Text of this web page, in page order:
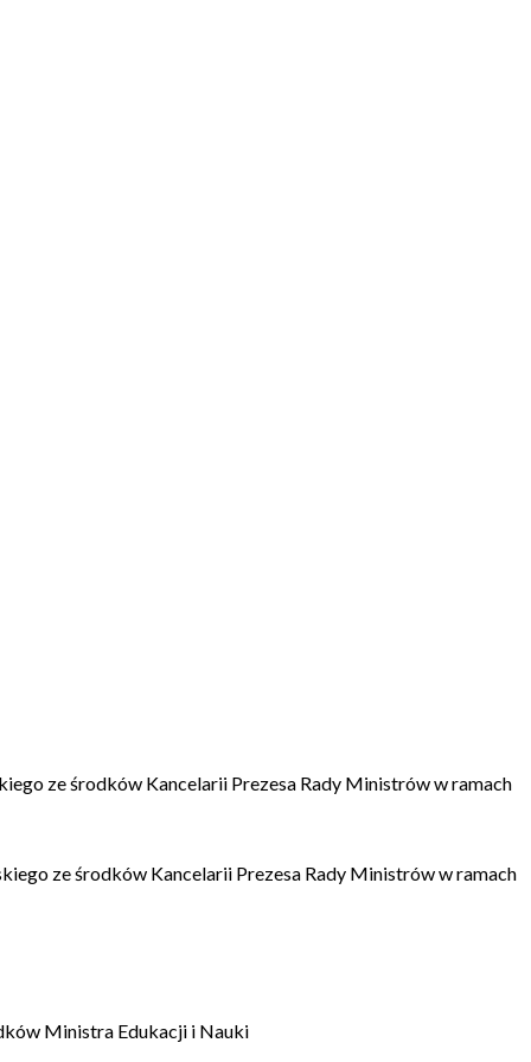
ze środków Kancelarii Prezesa Rady Ministrów w ramach
ze środków Kancelarii Prezesa Rady Ministrów w ramach
Ministra Edukacji i Nauki